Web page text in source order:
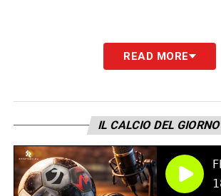
READ MORE
IL CALCIO DEL GIORNO